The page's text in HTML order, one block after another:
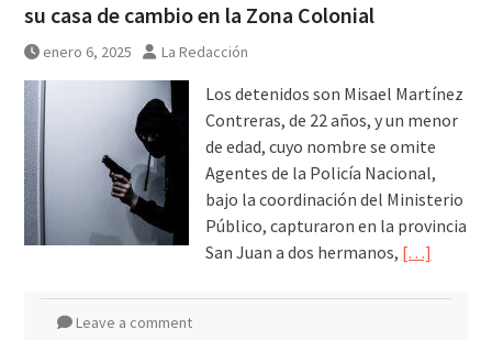
su casa de cambio en la Zona Colonial
enero 6, 2025 La Redacción
Los detenidos son Misael Martínez
Contreras, de 22 años, y un menor
de edad, cuyo nombre se omite
Agentes de la Policía Nacional,
bajo la coordinación del Ministerio
Público, capturaron en la provincia
San Juan a dos hermanos, […]
Leave a comment